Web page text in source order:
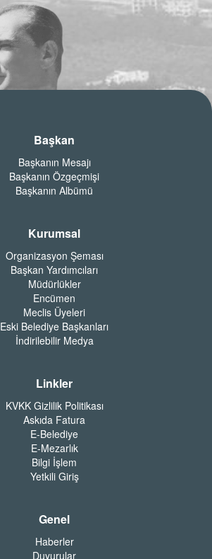
Başkan
Başkanın Mesajı
Başkanın Özgeçmişi
Başkanın Albümü
Kurumsal
Organizasyon Şeması
Başkan Yardımcıları
Müdürlükler
Encümen
Meclis Üyeleri
Eski Belediye Başkanları
İndirilebilir Medya
Linkler
KVKK Gizlilik Politikası
Askıda Fatura
E-Belediye
E-Mezarlık
Bilgi İşlem
Yetkili Giriş
Genel
Haberler
Duyurular